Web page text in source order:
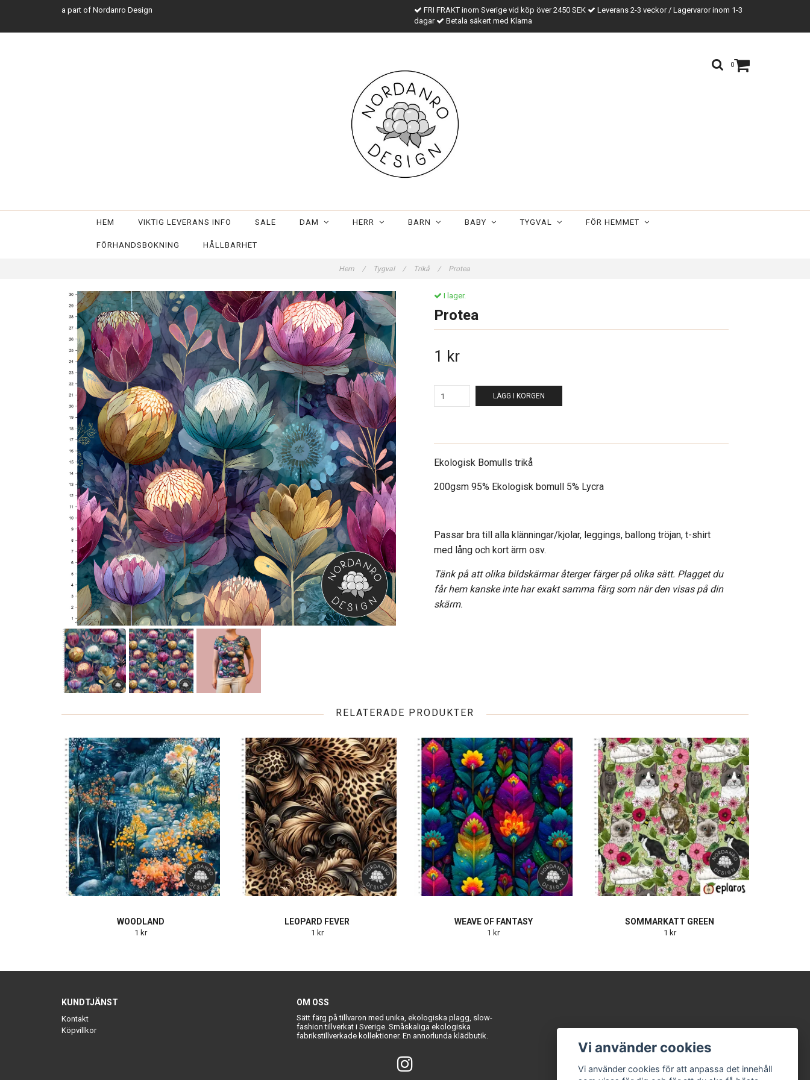
a part of Nordanro Design FRI FRAKT inom Sverige vid köp över 2450 SEK
Leverans 2-3 veckor / Lagervaror inom 1-3
dagar
Betala säkert med Klarna
0
HEM VIKTIG LEVERANS INFO SALE DAM HERR BARN BABY TYGVAL FÖR HEMMET
FÖRHANDSBOKNING HÅLLBARHET
Hem / Tygval / Trikå / Protea
I lager.
Protea
1 kr
LÄGG I KORGEN
Ekologisk Bomulls trikå
200gsm 95% Ekologisk bomull 5% Lycra
Passar bra till alla klänningar/kjolar, leggings, ballong tröjan, t-shirt
med lång och kort ärm osv.
Tänk på att olika bildskärmar återger färger på olika sätt. Plagget du
får hem kanske inte har exakt samma färg som när den visas på din
skärm.
RELATERADE PRODUKTER
WOODLAND
1 kr
LEOPARD FEVER
1 kr
WEAVE OF FANTASY
1 kr
SOMMARKATT GREEN
1 kr
KUNDTJÄNST
Kontakt
Köpvillkor
OM OSS
Sätt färg på tillvaron med unika, ekologiska plagg, slow-
fashion tillverkat i Sverige. Småskaliga ekologiska
fabrikstillverkade kollektioner. En annorlunda klädbutik.
Vi använder cookies
Vi använder cookies för att anpassa det innehåll